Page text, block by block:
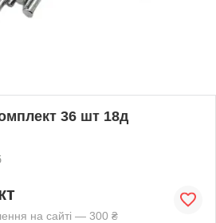
36 шт 18д
на сайті — 300 ₴